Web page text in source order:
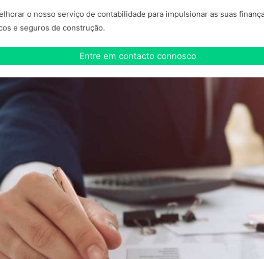
o nosso serviço de contabilidade para impulsionar as suas
e seguros de construção.
Entre em contacto connosco